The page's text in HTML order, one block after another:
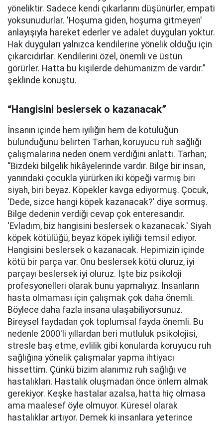
yöneliktir. Sadece kendi çıkarlarını düşünürler, empati
yoksunudurlar. 'Hoşuma giden, hoşuma gitmeyen'
anlayışıyla hareket ederler ve adalet duyguları yoktur.
Hak duyguları yalnızca kendilerine yönelik olduğu için
çıkarcıdırlar. Kendilerini özel, önemli ve üstün
görürler. Hatta bu kişilerde dehümanizm de vardır.”
şeklinde konuştu.
“Hangisini beslersek o kazanacak”
İnsanın içinde hem iyiliğin hem de kötülüğün
bulunduğunu belirten Tarhan, koruyucu ruh sağlığı
çalışmalarına neden önem verdiğini anlattı. Tarhan;
“Bizdeki bilgelik hikâyelerinde vardır. Bilge bir insan,
yanındaki çocukla yürürken iki köpeği varmış biri
siyah, biri beyaz. Köpekler kavga ediyormuş. Çocuk,
'Dede, sizce hangi köpek kazanacak?' diye sormuş.
Bilge dedenin verdiği cevap çok enteresandır.
'Evladım, biz hangisini beslersek o kazanacak.' Siyah
köpek kötülüğü, beyaz köpek iyiliği temsil ediyor.
Hangisini beslersek o kazanacak. Hepimizin içinde
kötü bir parça var. Onu beslersek kötü oluruz, iyi
parçayı beslersek iyi oluruz. İşte biz psikoloji
profesyonelleri olarak bunu yapmalıyız. İnsanların
hasta olmaması için çalışmak çok daha önemli.
Böylece daha fazla insana ulaşabiliyorsunuz.
Bireysel faydadan çok toplumsal fayda önemli. Bu
nedenle 2000'li yıllardan beri mutluluk psikolojisi,
stresle baş etme, evlilik gibi konularda koruyucu ruh
sağlığına yönelik çalışmalar yapma ihtiyacı
hissettim. Çünkü bizim alanımız ruh sağlığı ve
hastalıkları. Hastalık oluşmadan önce önlem almak
gerekiyor. Keşke hastalar azalsa, hatta hiç olmasa
ama maalesef öyle olmuyor. Küresel olarak
hastalıklar artıyor. Demek ki insanlara yeterince